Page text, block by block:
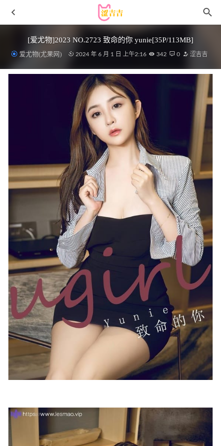
[爱尤物]2023 NO.2723 致命的你 yunie[35P/113MB]
爱尤物(尤果网) 2024 年 6 月 1 日 上午2:16 342 0 涩吉吉
切切celia – NO.24 明日奈制服自拍[17P7V-264MB]
谭小灵 – 黑色蕾丝透视装[80P-928MB] 2024-07-27
麻花麻花酱 – NO.115 MH-A076 安妮女王和明日奈[68P4V-
2.82GB]
2026-06-01
B站草莓粥粥 – 2024年4月舰长福利[216P9V-153M] 2024-05-
千夜未来 – 柴郡电子 [32P-112MB]
2025-09-11